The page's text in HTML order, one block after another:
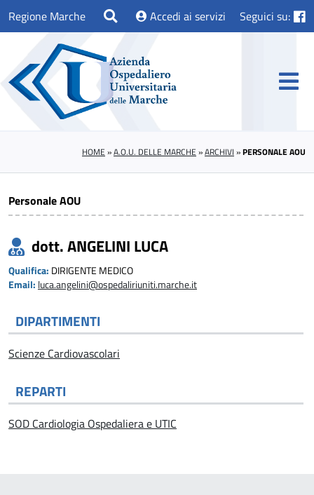
Regione Marche Accedi ai servizi Seguici su:
HOME »A.O.U. DELLE MARCHE »ARCHIVI »PERSONALE AOU
Personale AOU
dott. ANGELINI LUCA
Qualifica: DIRIGENTE MEDICO
Email: luca.angelini@ospedaliriuniti.marche.it
DIPARTIMENTI
Scienze Cardiovascolari
REPARTI
SOD Cardiologia Ospedaliera e UTIC